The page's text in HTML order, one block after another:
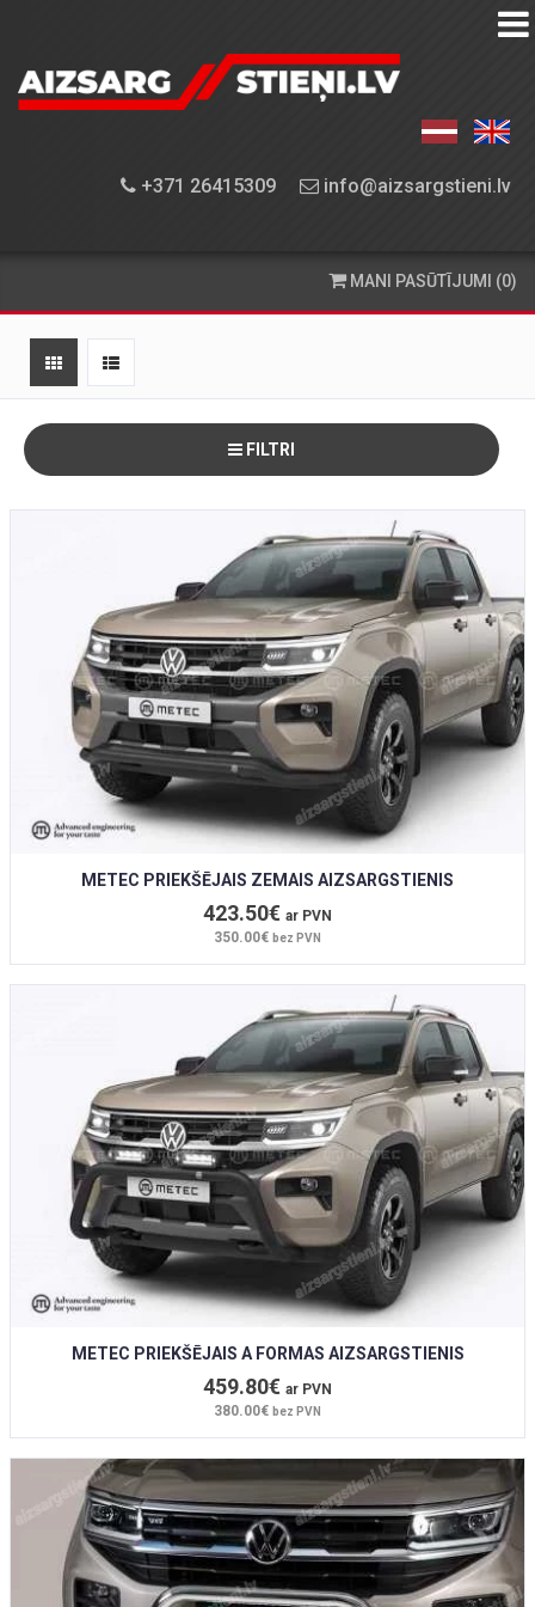
+371 26415309 info@aizsargstieni.lv
AIZSARGSTIEŅU
APRĪKOJUMA
PIEGĀDE
KONTAKTINFORMĀCIJA
MANI PASŪTĪJUMI (0)
FILTRI
METEC PRIEKŠĒJAIS ZEMAIS AIZSARGSTIENIS
423.50€ ar PVN
350.00€ bez PVN
METEC PRIEKŠĒJAIS A FORMAS AIZSARGSTIENIS
459.80€ ar PVN
380.00€ bez PVN